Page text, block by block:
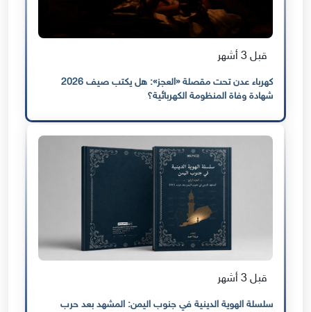
قبل 3 أشهر
كهرباء عدن تحت مقصلة «العجز»: هل يكتب صيف 2026
شهادة وفاة المنظومة الكهربائية؟
قبل 3 أشهر
سلسلة الهوية الدينية في جنوب اليمن: المشهد بعد حرب